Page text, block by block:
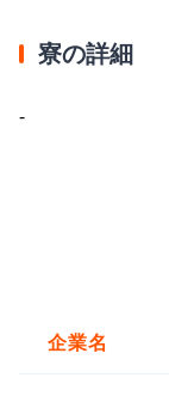
寮の詳細
-
企業名